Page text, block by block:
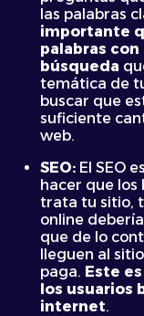
las palabras
importante
palabras
búsqueda
temática de
buscar que
suficiente
web.
SEO: El SEO
hacer que
trata tu sitio,
online
que de lo
lleguen al
paga. Este
los usuarios
internet.